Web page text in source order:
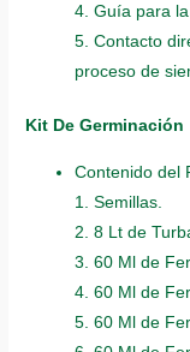
4. Guía para
5. Contacto
proceso de
Kit De Germinación
Contenido del
1. Semillas.
2. 8 Lt de
3. 60 Ml de
4. 60 Ml de
5. 60 Ml de